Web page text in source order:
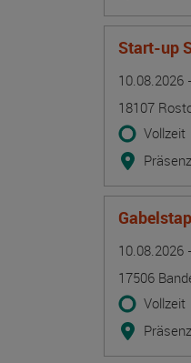
Start-up
10.08.2026
18107
Vollzeit
10.08.2026
17506
Vollzeit